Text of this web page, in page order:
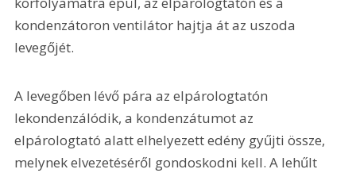
kondenzátoron ventilátor hajtja át az uszoda
levegőjét.
A levegőben lévő pára az elpárologtatón
lekondenzálódik, a kondenzátumot az
elpárologtató alatt elhelyezett edény gyűjti össze,
melynek elvezetéséről gondoskodni kell. A lehűlt